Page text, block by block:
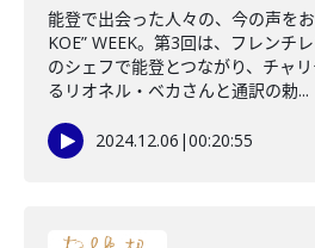
能登で出会った人々の、今の声を
KOE” WEEK。第3回は、フレンチ
のシェフで能登とつながり、チャ
るリオネル・ベカさんと通訳の勅...
2024.12.06 |00:20:55